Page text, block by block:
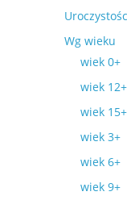
Wg wieku
wiek 0+
wiek 12+
wiek 15+
wiek 3+
wiek 6+
wiek 9+